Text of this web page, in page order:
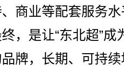
商业等配套服务
，是让“东北超”成
牌，长期、可持